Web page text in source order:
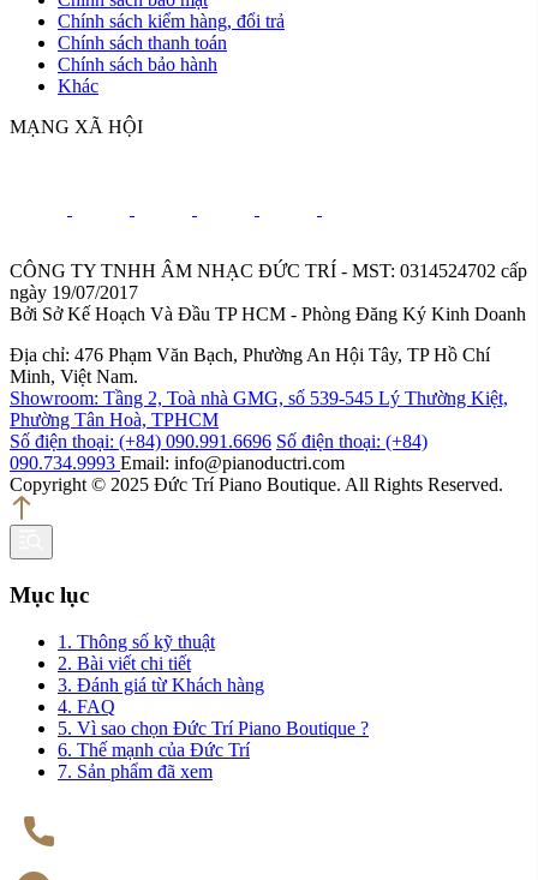
Chính sách kiểm hàng, đổi trả
Chính sách thanh toán
Chính sách bảo hành
Khác
MẠNG XÃ HỘI
CÔNG TY TNHH ÂM NHẠC ĐỨC TRÍ - MST: 0314524702 cấp
ngày 19/07/2017
Bởi Sở Kế Hoạch Và Đầu TP HCM - Phòng Đăng Ký Kinh Doanh
Địa chỉ: 476 Phạm Văn Bạch, Phường An Hội Tây, TP Hồ Chí
Minh, Việt Nam.
Showroom: Tầng 2, Toà nhà GMG, số 539-545 Lý Thường Kiệt,
Phường Tân Hoà, TPHCM
Số điện thoại: (+84) 090.991.6696 Số điện thoại: (+84)
090.734.9993 Email: info@pianoductri.com
Copyright © 2025 Đức Trí Piano Boutique. All Rights Reserved.
Mục lục
1. Thông số kỹ thuật
2. Bài viết chi tiết
3. Đánh giá từ Khách hàng
4. FAQ
5. Vì sao chọn Đức Trí Piano Boutique ?
6. Thế mạnh của Đức Trí
7. Sản phẩm đã xem